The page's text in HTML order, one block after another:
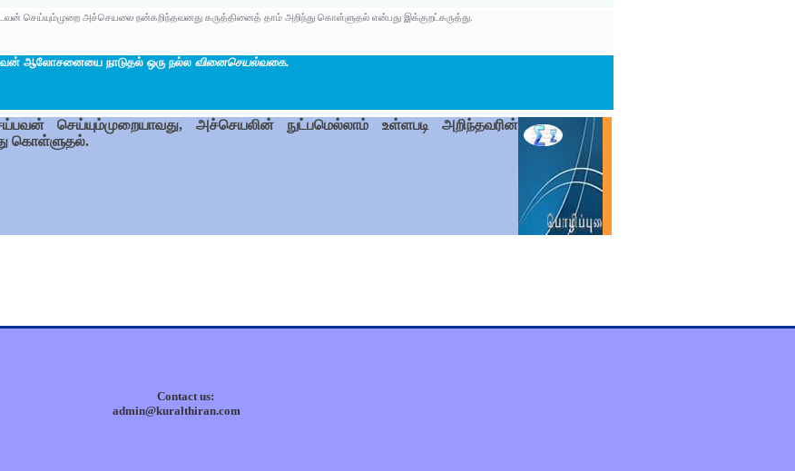
செய்யும்முறை அச்செயலை நன்கறிந்தவனது கருத்தினைத் தாம் அறிந்து கொள்ளுதல் என்பது இக்குறட்கருத்து.
ஆலோசனையை நாடுதல் ஒரு நல்ல வினைசெயல்வகை.
செய்யும்முறையாவது, அச்செயலின் நுட்பமெல்லாம் உள்ளபடி அறிந்தவரின்
கொள்ளுதல்.
Contact us:
admin@kuralthiran.com